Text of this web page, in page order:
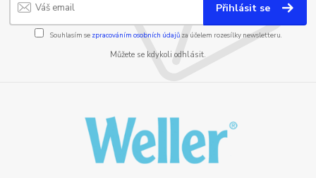
Přihlásit se
Souhlasím se zpracováním osobních údajůza účelem rozesílky newsletteru.
Můžete se kdykoli odhlásit.